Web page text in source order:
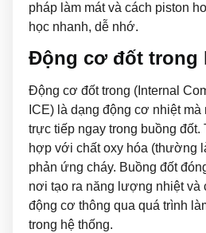
pháp làm mát và cách piston
học nhanh, dễ nhớ.
Động cơ đốt trong
Động cơ đốt trong (Internal
ICE) là dạng động cơ nhiệt
trực tiếp ngay trong buồng đốt.
hợp với chất oxy hóa (thường
phản ứng cháy. Buồng đốt
nơi tạo ra năng lượng nhiệt và
động cơ thông qua quá trình
trong hệ thống.